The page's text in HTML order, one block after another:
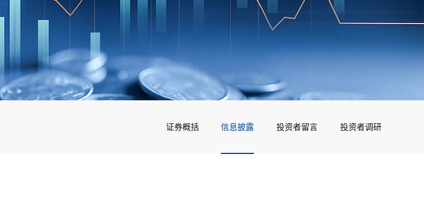
证券概括 信息披露 投资者留言 投资者调研